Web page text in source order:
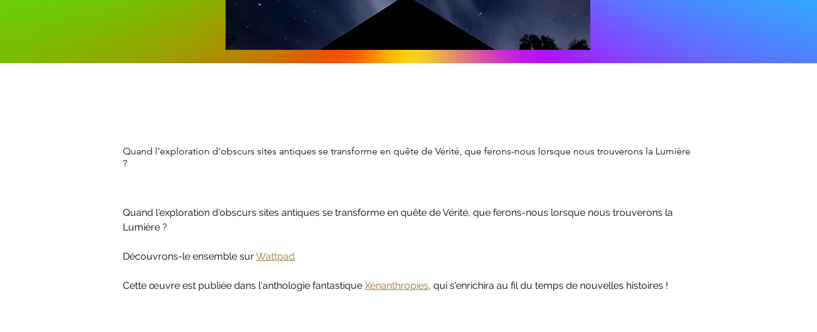
Quand l'exploration d'obscurs sites antiques se transforme en quête de Vérité, que ferons-nous lorsque nous trouverons la Lumière
?
Quand l'exploration d'obscurs sites antiques se transforme en quête de Vérité, que ferons-nous lorsque nous trouverons la
Lumière ?
Découvrons-le ensemble sur Wattpad
Cette œuvre est publiée dans l'anthologie fantastique Xénanthropies, qui s'enrichira au fil du temps de nouvelles histoires !